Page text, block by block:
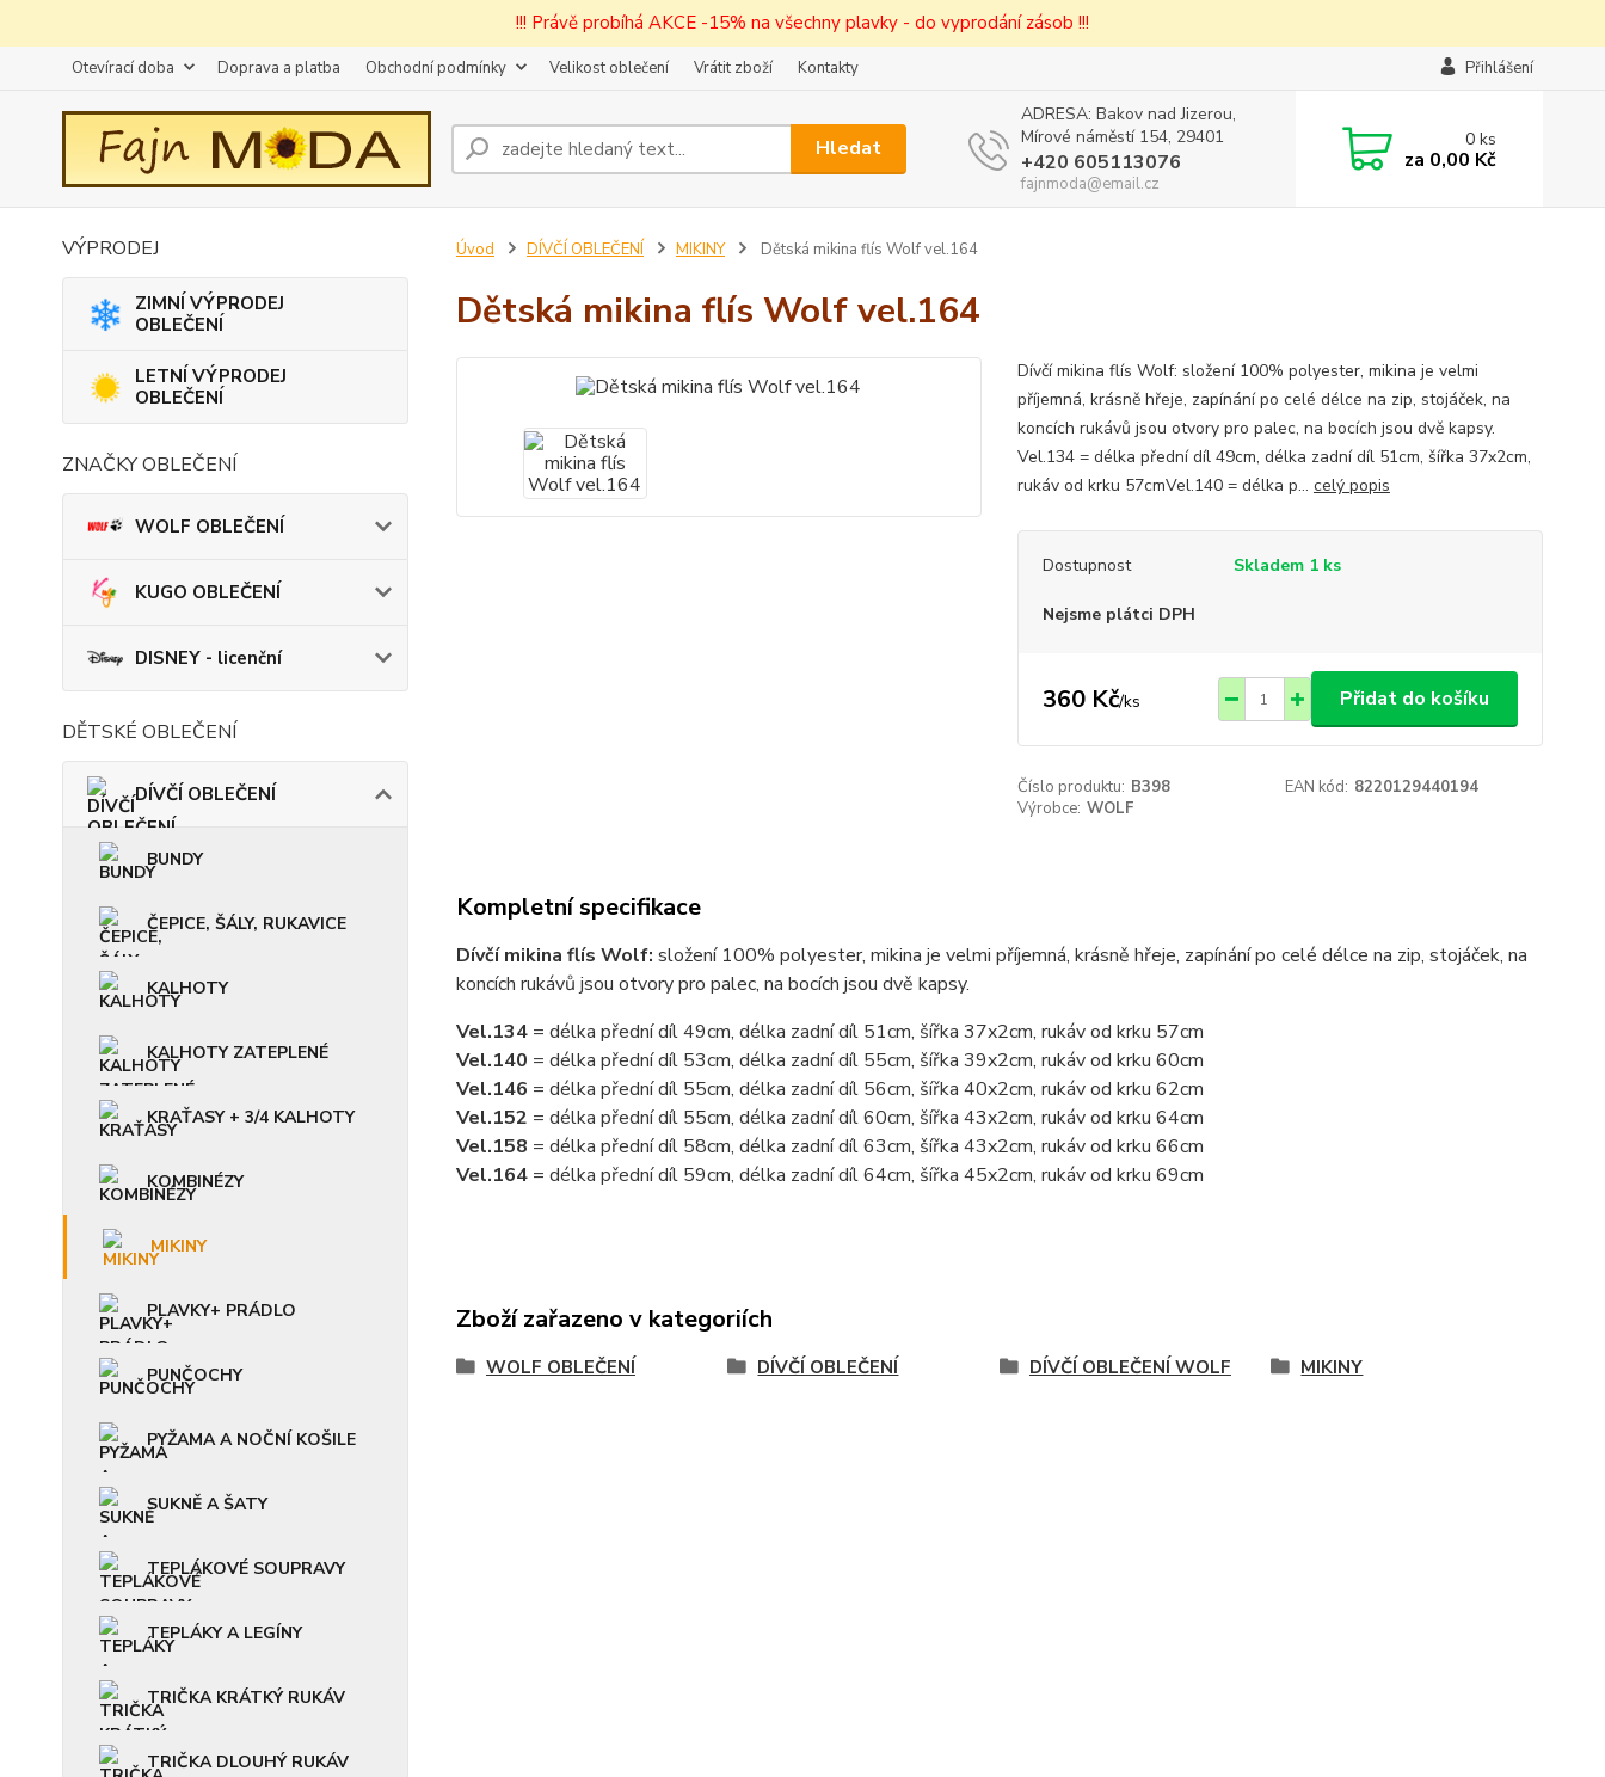
!!! Právě probíhá AKCE -15% na všechny plavky - do vyprodání zásob !!!
Otevírací doba Doprava a platba Obchodní podmínky Velikost oblečení Vrátit zboží Kontakty Přihlášení
Hledat
ADRESA: Bakov nad Jizerou,
Mírové náměstí 154, 29401
+420 605113076
fajnmoda@email.cz
0ks
za 0,00 Kč
VÝPRODEJ
ZIMNÍ VÝPRODEJ
OBLEČENÍ
LETNÍ VÝPRODEJ
OBLEČENÍ
ZNAČKY OBLEČENÍ
WOLF OBLEČENÍ
KUGO OBLEČENÍ
DISNEY - licenční
DĚTSKÉ OBLEČENÍ
DÍVČÍ OBLEČENÍ
BUNDY
ČEPICE, ŠÁLY, RUKAVICE
KALHOTY
KALHOTY ZATEPLENÉ
KRAŤASY + 3/4 KALHOTY
KOMBINÉZY
MIKINY
PLAVKY+ PRÁDLO
PUNČOCHY
PYŽAMA A NOČNÍ KOŠILE
SUKNĚ A ŠATY
TEPLÁKOVÉ SOUPRAVY
TEPLÁKY A LEGÍNY
TRIČKA KRÁTKÝ RUKÁV
TRIČKA DLOUHÝ RUKÁV
Úvod DÍVČÍ OBLEČENÍ MIKINY Dětská mikina flís Wolf vel.164
Dětská mikina flís Wolf vel.164
Dívčí mikina flís Wolf: složení 100% polyester, mikina je velmi
příjemná, krásně hřeje, zapínání po celé délce na zip, stojáček, na
koncích rukávů jsou otvory pro palec, na bocích jsou dvě kapsy.
Vel.134 = délka přední díl 49cm, délka zadní díl 51cm, šířka 37x2cm,
rukáv od krku 57cmVel.140 = délka p... celý popis
Dostupnost Skladem 1 ks
Nejsme plátci DPH
360 Kč/ks Přidat do košíku
Číslo produktu: B398 EAN kód: 8220129440194
Výrobce: WOLF
Kompletní specifikace
Dívčí mikina flís Wolf: složení 100% polyester, mikina je velmi příjemná, krásně hřeje, zapínání po celé délce na zip, stojáček, na
koncích rukávů jsou otvory pro palec, na bocích jsou dvě kapsy.
Vel.134 = délka přední díl 49cm, délka zadní díl 51cm, šířka 37x2cm, rukáv od krku 57cm
Vel.140 = délka přední díl 53cm, délka zadní díl 55cm, šířka 39x2cm, rukáv od krku 60cm
Vel.146 = délka přední díl 55cm, délka zadní díl 56cm, šířka 40x2cm, rukáv od krku 62cm
Vel.152 = délka přední díl 55cm, délka zadní díl 60cm, šířka 43x2cm, rukáv od krku 64cm
Vel.158 = délka přední díl 58cm, délka zadní díl 63cm, šířka 43x2cm, rukáv od krku 66cm
Vel.164 = délka přední díl 59cm, délka zadní díl 64cm, šířka 45x2cm, rukáv od krku 69cm
Zboží zařazeno v kategoriích
WOLF OBLEČENÍ DÍVČÍ OBLEČENÍ DÍVČÍ OBLEČENÍ WOLF MIKINY